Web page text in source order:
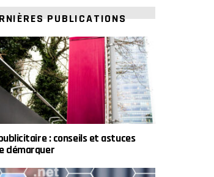
PUBLICATIONS
: conseils et astuces
démarquer